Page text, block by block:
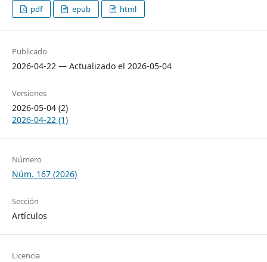
pdf epub html
Publicado
2026-04-22 — Actualizado el 2026-05-04
Versiones
2026-05-04 (2)
2026-04-22 (1)
Número
Núm. 167 (2026)
Sección
Artículos
Licencia